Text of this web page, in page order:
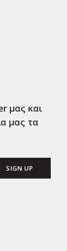
μας και
μας τα